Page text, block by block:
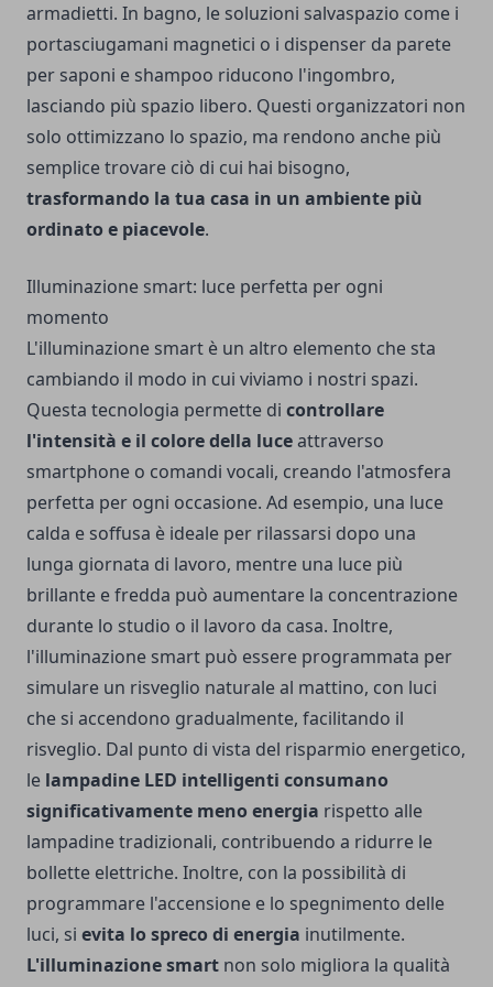
armadietti. In bagno, le soluzioni salvaspazio come i
portasciugamani magnetici o i dispenser da parete
per saponi e shampoo riducono l'ingombro,
lasciando più spazio libero. Questi organizzatori non
solo ottimizzano lo spazio, ma rendono anche più
semplice trovare ciò di cui hai bisogno,
trasformando la tua casa in un ambiente più
ordinato e piacevole.
Illuminazione smart: luce perfetta per ogni
momento
L'illuminazione smart è un altro elemento che sta
cambiando il modo in cui viviamo i nostri spazi.
Questa tecnologia permette di controllare
l'intensità e il colore della luceattraverso
smartphone o comandi vocali, creando l'atmosfera
perfetta per ogni occasione. Ad esempio, una luce
calda e soffusa è ideale per rilassarsi dopo una
lunga giornata di lavoro, mentre una luce più
brillante e fredda può aumentare la concentrazione
durante lo studio o il lavoro da casa. Inoltre,
l'illuminazione smart può essere programmata per
simulare un risveglio naturale al mattino, con luci
che si accendono gradualmente, facilitando il
risveglio. Dal punto di vista del risparmio energetico,
le lampadine LED intelligenti consumano
significativamente meno energia rispetto alle
lampadine tradizionali, contribuendo a ridurre le
bollette elettriche. Inoltre, con la possibilità di
programmare l'accensione e lo spegnimento delle
luci, si evita lo spreco di energia inutilmente.
L'illuminazione smart non solo migliora la qualità